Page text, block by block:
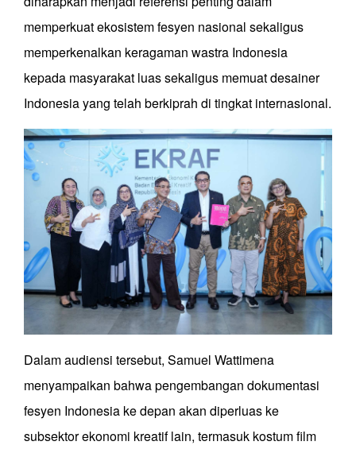
memperkuat ekosistem fesyen nasional sekaligus
memperkenalkan keragaman wastra Indonesia
kepada masyarakat luas sekaligus memuat desainer
Indonesia yang telah berkiprah di tingkat internasional.
Dalam audiensi tersebut, Samuel Wattimena
menyampaikan bahwa pengembangan dokumentasi
fesyen Indonesia ke depan akan diperluas ke
subsektor ekonomi kreatif lain, termasuk kostum film